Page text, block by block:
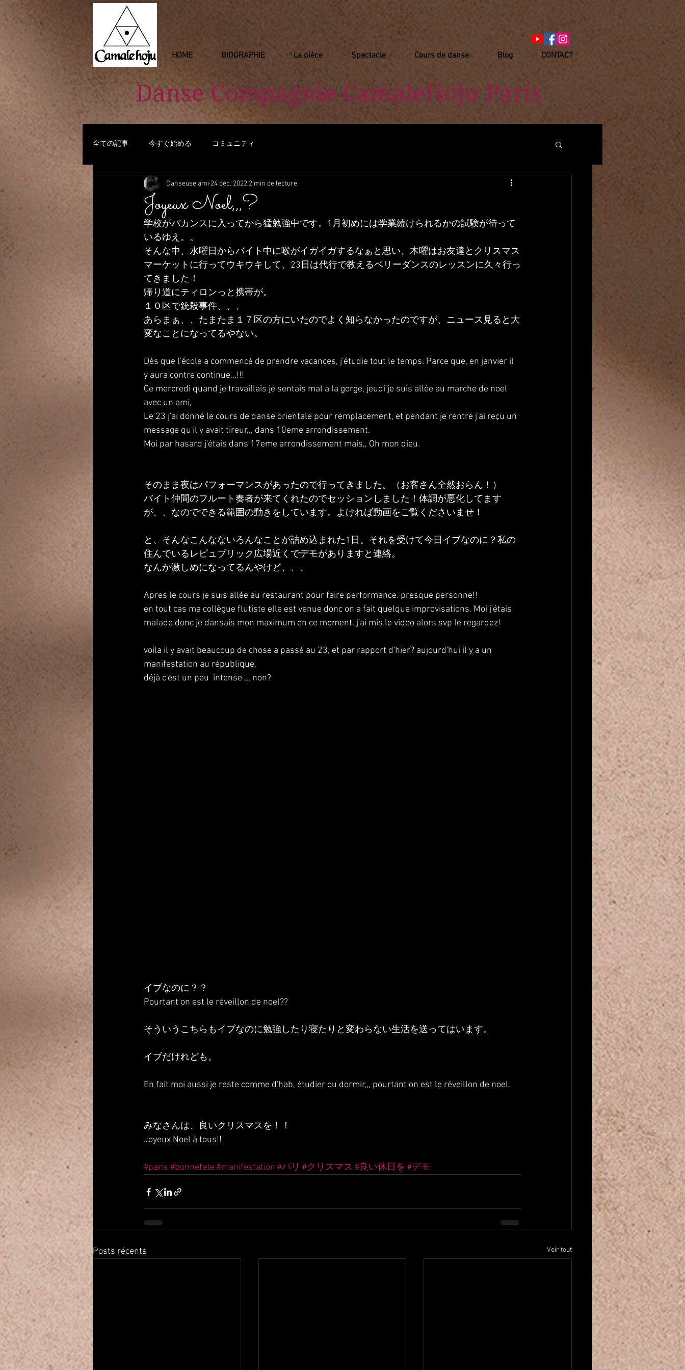
HOME BIOGRAPHIE La pièce Spectacle Cours de danse Blog CONTACT
Danse Compagnie ​ CamaleHoju Paris
全ての記事 今すぐ始める コミュニティ
Joyeux Noel,,,?
Danseuse ami 24 déc. 2022 2 min de lecture
学校がバカンスに入ってから猛勉強中です。1月初めには学業続けられるかの試験が待って
いるゆえ。。
そんな中、水曜日からバイト中に喉がイガイガするなぁと思い、木曜はお友達とクリスマス
マーケットに行ってウキウキして、23日は代行で教えるベリーダンスのレッスンに久々行っ
てきました！
帰り道にティロンっと携帯が。
１０区で銃殺事件、、、
あらまぁ、、たまたま１７区の方にいたのでよく知らなかったのですが、ニュース見ると大
変なことになってるやない。
Dès que l'école a commencé de prendre vacances, j'étudie tout le temps. Parce que, en janvier il
y aura contre continue,,,!!!
Ce mercredi quand je travaillais je sentais mal a la gorge, jeudi je suis allée au marche de noel
avec un ami,
Le 23 j'ai donné le cours de danse orientale pour remplacement, et pendant je rentre j'ai reçu un
message qu'il y avait tireur,,, dans 10eme arrondissement.
Moi par hasard j'étais dans 17eme arrondissement mais,, Oh mon dieu.
そのまま夜はパフォーマンスがあったので行ってきました。（お客さん全然おらん！）
バイト仲間のフルート奏者が来てくれたのでセッションしました！体調が悪化してます
が、、なのでできる範囲の動きをしています。よければ動画をご覧くださいませ！
と、そんなこんなないろんなことが詰め込まれた1日。それを受けて今日イブなのに？私の
住んでいるレピュブリック広場近くでデモがありますと連絡。
なんか激しめになってるんやけど、、、
Apres le cours je suis allée au restaurant pour faire performance. presque personne!!
en tout cas ma collègue flutiste elle est venue donc on a fait quelque improvisations. Moi j'étais
malade donc je dansais mon maximum en ce moment. j'ai mis le video alors svp le regardez!
voila il y avait beaucoup de chose a passé au 23, et par rapport d'hier? aujourd'hui il y a un
manifestation au république.
déjà c'est un peu  intense ,,, non?
イブなのに？？
Pourtant on est le réveillon de noel??
そういうこちらもイブなのに勉強したり寝たりと変わらない生活を送ってはいます。
イブだけれども。
En fait moi aussi je reste comme d'hab, étudier ou dormir,,, pourtant on est le réveillon de noel.
みなさんは、良いクリスマスを！！
Joyeux Noel à tous!!
#paris #bonnefete #manifestation #パリ #クリスマス #良い休日を #デモ
Posts récents Voir tout